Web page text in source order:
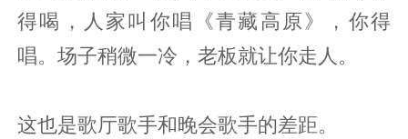
得喝，人家叫你唱《青藏高原》，你得
唱。场子稍微一冷，老板就让你走人。
这也是歌厅歌手和晚会歌手的差距。